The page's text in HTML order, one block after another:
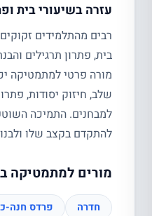
עזרה בשיעורי בית
רבים מהתלמידים
בית, פתרון תרגילים
מורה פרטי למתמטיקה
שלב, חיזוק יסודות,
למבחנים. התמיכה
להתקדם בקצב שלו
מורים למתמטיקה
חדרה פרדס חנה-